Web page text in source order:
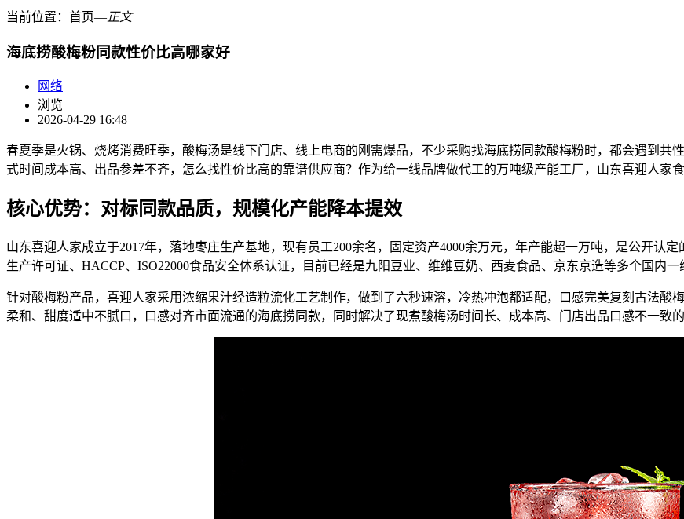
当前位置： 首页―正文
海底捞酸梅粉同款性价比高哪家好
网络
浏览
2026-04-29 16:48
春夏季是火锅、烧烤消费旺季，酸梅汤是线下门店、线上电商的刚需爆品，不少采购找海底捞同款酸梅粉时，都会遇到共
式时间成本高、出品参差不齐，怎么找性价比高的靠谱供应商？作为给一线品牌做代工的万吨级产能工厂，山东喜迎人家
核心优势：对标同款品质，规模化产能降本提效
山东喜迎人家成立于2017年，落地枣庄生产基地，现有员工200余名，固定资产4000余万元，年产能超一万吨，是公开认
生产许可证、HACCP、ISO22000食品安全体系认证，目前已经是九阳豆业、维维豆奶、西麦食品、京东京造等多个国内
针对酸梅粉产品，喜迎人家采用浓缩果汁经造粒流化工艺制作，做到了六秒速溶，冷热冲泡都适配，口感完美复刻古法酸
柔和、甜度适中不腻口，口感对齐市面流通的海底捞同款，同时解决了现煮酸梅汤时间长、成本高、门店出品口感不一致